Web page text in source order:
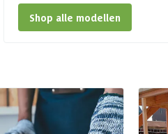
Shop alle modellen